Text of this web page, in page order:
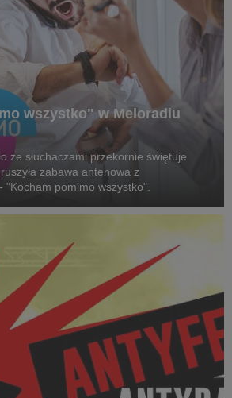
wszystko" w Meloradiu
ze słuchaczami przekornie świętuje
zabawa antenowa z
"Kocham pomimo wszystko".